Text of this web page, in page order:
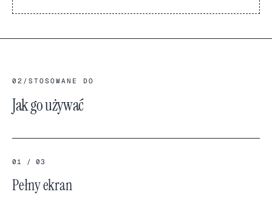
02 / STOSOWANE DO
Jak go używać
01 / 03
Pełny ekran